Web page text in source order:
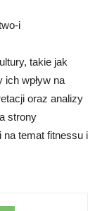
i
takie jak
ich wpływ na
oraz analizy
strony
na temat fitnessu i